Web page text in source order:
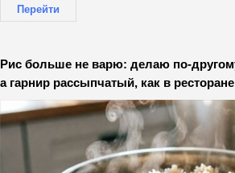
Перейти
Рис больше не варю: делаю по-
а гарнир рассыпчатый, как в ресторане